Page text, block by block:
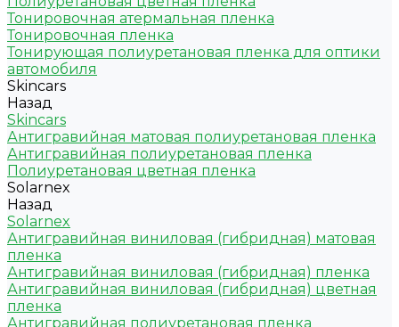
Тонировочная атермальная пленка
Тонировочная пленка
Тонирующая полиуретановая пленка для оптики
автомобиля
Skincars
Назад
Skincars
Антигравийная матовая полиуретановая пленка
Антигравийная полиуретановая пленка
Полиуретановая цветная пленка
Solarnex
Назад
Solarnex
Антигравийная виниловая (гибридная) матовая
пленка
Антигравийная виниловая (гибридная) пленка
Антигравийная виниловая (гибридная) цветная
пленка
Антигравийная полиуретановая пленка